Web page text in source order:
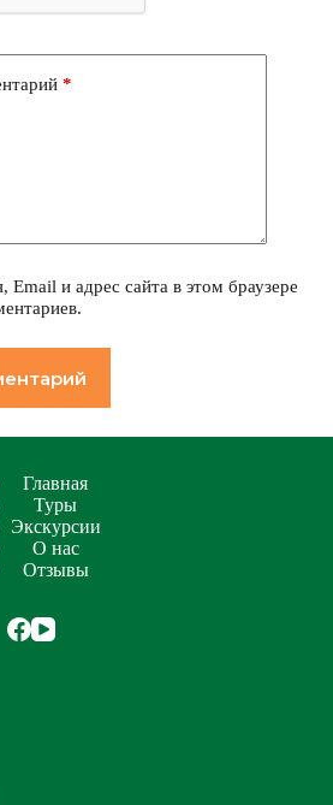
*
и адрес сайта в этом браузере
Главная
Туры
Экскурсии
О нас
Отзывы